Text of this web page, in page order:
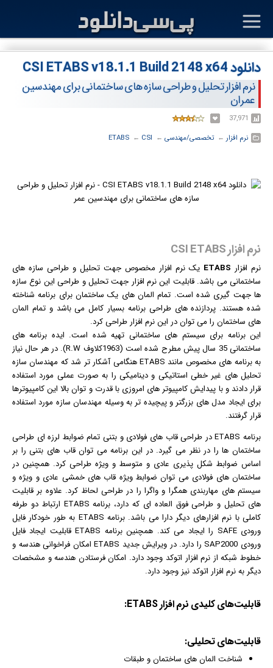
دانلود CSI ETABS v18.1.1 Build 2148 x64
نرم افزار تحلیل و طراحی سازه های ساختمانی برای مهندسین
عمران
37,971
نرم افزار ← ‏تخصصی/مهندسی ← ‏
CSI
← ‏
ETABS
نرم افزار CSI ETABS
نرم افزار ETABS یک نرم افزار مخصوص جهت تحلیل و طراحی سازه های
ساختمانی می باشد. قابلیت این نرم افزار جهت تحلیل و طراحی این نوع سازه
ها جهت گیری شده است. تمام المان های یک ساختمان برای برنامه شناخته
شده هستند. پردازنده های طراحی برنامه بسیار کامل می باشد و تمام المان
های ساختمان را می توان در این نرم افزار طراحی کرد.
این برنامه برای سیستم های ساختمانی تهیه شده است. ایده برنامه های
ساختمانی 35 سال پیش مطرح شده است (1963کلاوف R.W). در هر حال نیاز
به برنامه های مخصوص مانند ETABS هنگامی آشکار تر شد که مهندسان سازه
تحلیل های غیر خطی استاتیکی و دینامیکی را به صورت عملی مورد استفاده
قرار دادند و با پیدایش کامپیوتر های امروزی با قدرت و توان بالا این کامپیوترها
برای ایجاد مدل های بزرگتر و پیچیده تر به وسیله مهندسان سازه مورد استفاده
قرار گرفتند.
برنامه ETABS در طراحی قاب های فولادی و بتنی تمام ضوابط لرزه ای طراحی
ساختمان ها را در نظر می گیرد. در این برنامه می توان قاب های بتنی را بر
اساس ضوابط شکل پذیری عادی و متوسط و ویژه طراحی کرد. همچنین در
ساختمان های فولادی می توان ضوابط ویژه قاب های خمشی عادی و ویژه و
سیستم های مهاربندی همگرا و واگرا را در طراحی لحاظ کرد. علاوه بر قابلیت
های تحلیل و طراحی فوق العاده ای که دارد، برنامه ETABS ارتباط دو طرفه
کاملی با نرم افزارهای دیگر دارا می باشد. برنامه ETABS به طور خودکار فایل
ورودی SAFE را ایجاد می کند. همچنین برنامه ETABS قابلیت ایجاد فایل
ورودی SAP2000 را دارد. در ویرایش جدید ETABS امکان فراخوانی هندسه و
خطوط شبکه از نرم افزار اتوکد وجود دارد. امکان فرستادن هندسه و مشخصات
دیگر به نرم افزار اتوکد نیز وجود دارد.
قابلیت‌های کلیدی نرم افزار ETABS:
قابلیت‌های تحلیلی:
شناخت المان های ساختمان و طبقات